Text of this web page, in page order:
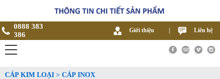
0888 383
386
Giới thiệu Liên hệ
CÁP KIM LOẠI > CÁP INOX